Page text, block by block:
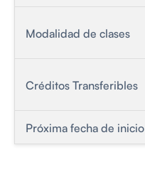
Modalidad de clases
Créditos Transferibles
Próxima fecha de inicio